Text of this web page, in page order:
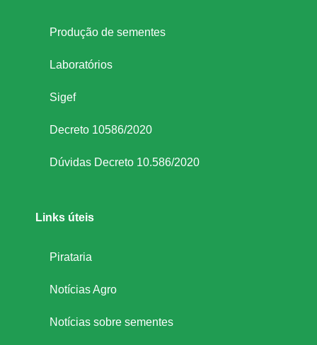
Produção de sementes
Laboratórios
Sigef
Decreto 10586/2020
Dúvidas Decreto 10.586/2020
Links úteis
Pirataria
Notícias Agro
Notícias sobre sementes